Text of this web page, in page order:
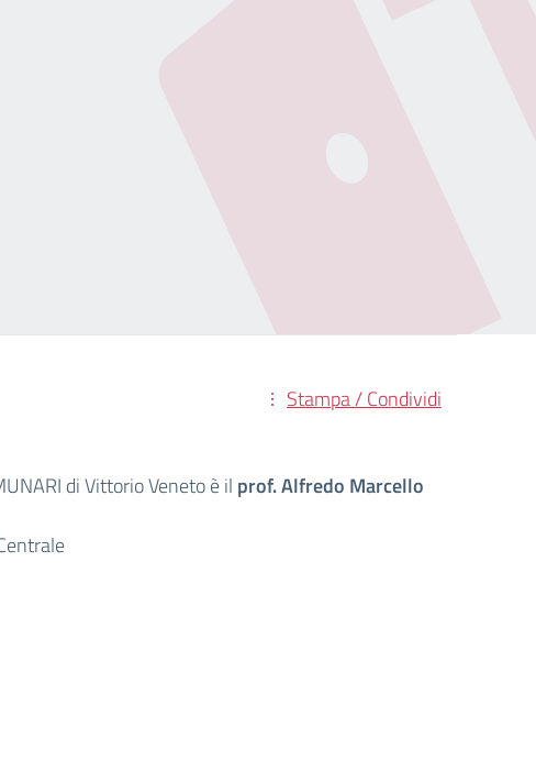
Stampa / Condividi
di Vittorio Veneto è il prof. Alfredo Marcello